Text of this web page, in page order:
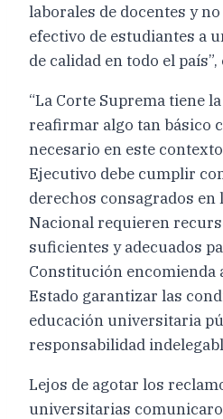
laborales de docentes y
efectivo de estudiantes a
de calidad en todo el
“La Corte Suprema tiene
reafirmar algo tan básico
necesario en este
Ejecutivo debe cumplir
derechos consagrados
Nacional requieren
suficientes y adecuados
Constitución encomienda
Estado garantizar las
educación universitaria
responsabilidad
Lejos de agotar los
universitarias